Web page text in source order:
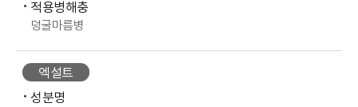
적용병해충
덩굴마름병
엑설트
성분명